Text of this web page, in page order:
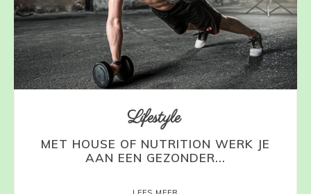
Lifestyle
MET HOUSE OF NUTRITION WERK JE
AAN EEN GEZONDER...